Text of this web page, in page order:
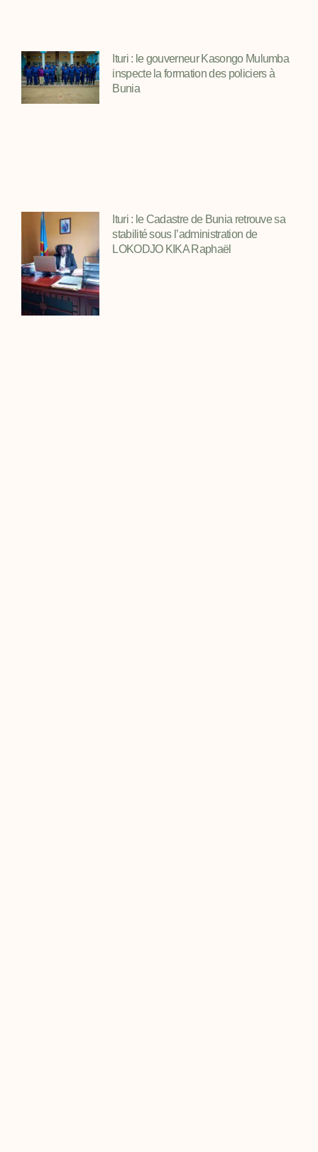
Ituri : le gouverneur Kasongo Mulumba
inspecte la formation des policiers à
Bunia
Ituri : le Cadastre de Bunia retrouve sa
stabilité sous l’administration de
LOKODJO KIKA Raphaël